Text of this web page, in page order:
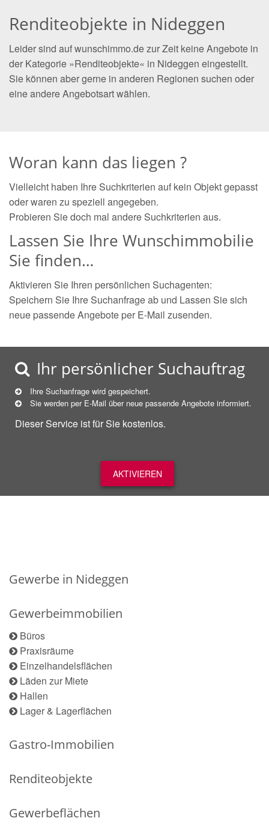
Renditeobjekte in Nideggen
Leider sind auf wunschimmo.de zur Zeit keine Angebote in
der Kategorie »Renditeobjekte« in Nideggen eingestellt.
Sie können aber gerne in anderen Regionen suchen oder
eine andere Angebotsart wählen.
Woran kann das liegen ?
Vielleicht haben Ihre Suchkriterien auf kein Objekt gepasst
oder waren zu speziell angegeben.
Probieren Sie doch mal andere Suchkriterien aus.
Lassen Sie Ihre Wunschimmobilie
Sie finden…
Aktivieren Sie Ihren persönlichen Suchagenten:
Speichern Sie Ihre Suchanfrage ab und Lassen Sie sich
neue passende Angebote per E-Mail zusenden.
Ihr persönlicher Suchauftrag
Ihre Suchanfrage wird gespeichert.
Sie werden per E-Mail über neue passende Angebote informiert.
Dieser Service ist für Sie kostenlos.
AKTIVIEREN
Gewerbe in Nideggen
Gewerbeimmobilien
Büros
Praxisräume
Einzelhandelsflächen
Läden zur Miete
Hallen
Lager & Lagerflächen
Gastro-Immobilien
Renditeobjekte
Gewerbeflächen